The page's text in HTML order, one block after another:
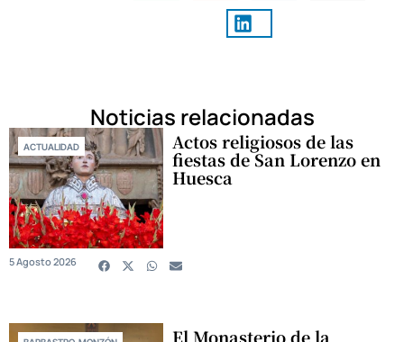
Noticias relacionadas
ACTUALIDAD Actos religiosos de las
fiestas de San Lorenzo en
Huesca
5 Agosto 2026
El Monasterio de la